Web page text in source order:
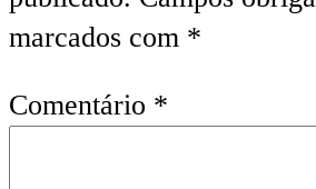
marcados com *
Comentário *